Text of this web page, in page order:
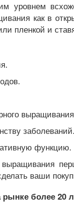
уровнем
как в
пленкой и
заболеваний.
функцию.
ваши
более 20